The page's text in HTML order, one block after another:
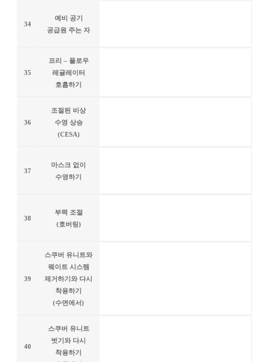
34
예비 공기
공급원 주는 자
35
프리 – 플로우
레귤레이터
호흡하기
36
조절된 비상
수영 상승
(CESA)
37
마스크 없이
수영하기
38
부력 조절
(호버링)
39
스쿠버 유니트와
웨이트 시스템
제거하기와 다시
착용하기
(수면에서)
40
스쿠버 유니트
벗기와 다시
착용하기